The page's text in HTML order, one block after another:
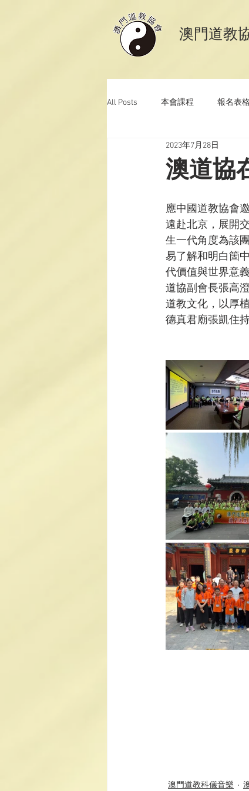
澳門道教
All Posts 本會課程 報名表
澳門道教科儀音樂
澳道協
2023年7月28日
應中國道教協會
遠赴北京，展開
生一代角度為該
易了解和明白箇
代價值與世界意
道協副會長張高
道教文化，以厚
德真君廟張凱住
澳門道教科儀音樂